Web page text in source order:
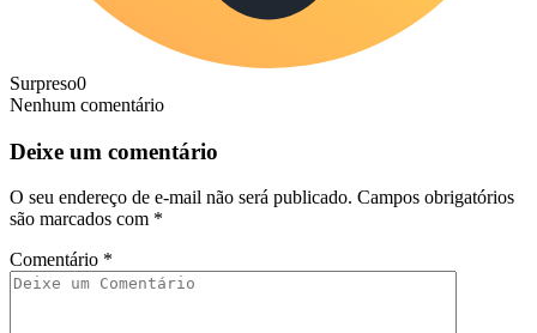
Surpreso0
Nenhum comentário
Deixe um comentário
O seu endereço de e-mail não será publicado. Campos obrigatórios
são marcados com *
Comentário *